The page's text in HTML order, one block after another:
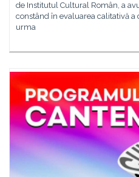
de Institutul Cultural Român, a
constând în evaluarea calitativă
urma